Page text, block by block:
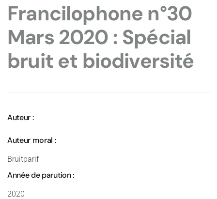
Francilophone n°30
Mars 2020 : Spécial
bruit et biodiversité
Auteur :
Auteur moral :
Bruitparif
Année de parution :
2020